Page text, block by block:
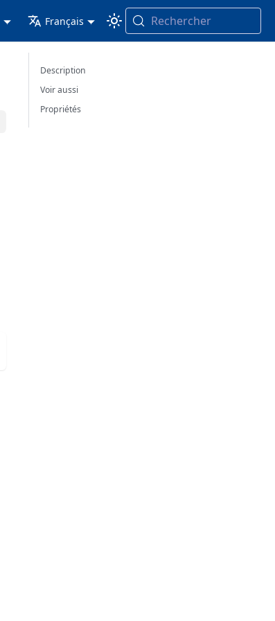
Français Rechercher
Description
Voir aussi
Propriétés